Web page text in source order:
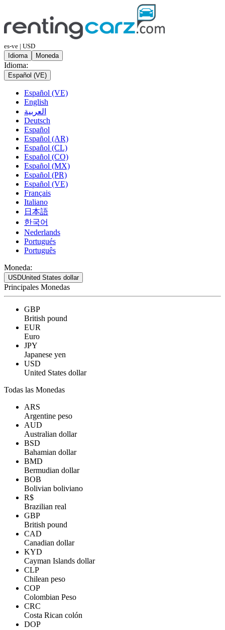
es-ve | USD
Idioma
Moneda
Idioma:
Español (VE)
Español (VE)
English
العربية
Deutsch
Español
Español (AR)
Español (CL)
Español (CO)
Español (MX)
Español (PR)
Español (VE)
Français
Italiano
日本語
한국어
Nederlands
Portugués
Português
Moneda:
USDUnited States dollar
Principales Monedas
GBP
British pound
EUR
Euro
JPY
Japanese yen
USD
United States dollar
Todas las Monedas
ARS
Argentine peso
AUD
Australian dollar
BSD
Bahamian dollar
BMD
Bermudian dollar
BOB
Bolivian boliviano
R$
Brazilian real
GBP
British pound
CAD
Canadian dollar
KYD
Cayman Islands dollar
CLP
Chilean peso
COP
Colombian Peso
CRC
Costa Rican colón
DOP